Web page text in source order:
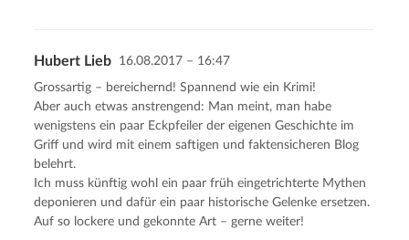
Hubert Lieb 16.08.2017 – 16:47
Grossartig – bereichernd! Spannend wie ein Krimi!
Aber auch etwas anstrengend: Man meint, man habe
wenigstens ein paar Eckpfeiler der eigenen Geschichte im
Griff und wird mit einem saftigen und faktensicheren Blog
belehrt.
Ich muss künftig wohl ein paar früh eingetrichterte Mythen
deponieren und dafür ein paar historische Gelenke ersetzen.
Auf so lockere und gekonnte Art – gerne weiter!